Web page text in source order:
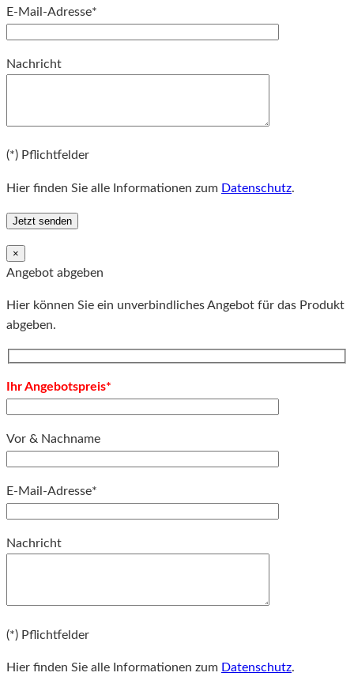
E-Mail-Adresse*
Nachricht
(*) Pflichtfelder
Hier finden Sie alle Informationen zum Datenschutz.
×
Angebot abgeben
Hier können Sie ein unverbindliches Angebot für das Produkt
abgeben.
Ihr Angebotspreis*
Vor & Nachname
E-Mail-Adresse*
Nachricht
(*) Pflichtfelder
Hier finden Sie alle Informationen zum Datenschutz.